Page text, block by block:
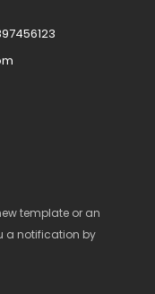
template or an
a notification by